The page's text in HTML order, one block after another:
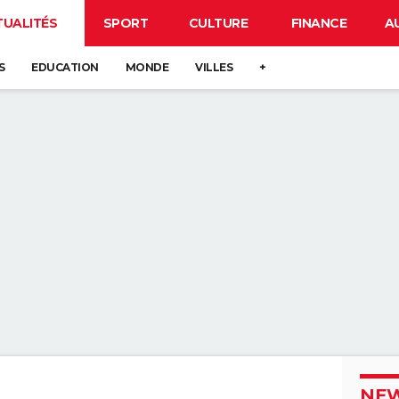
SPORT CULTURE FINANCE
EDUCATION MONDE VILLES +